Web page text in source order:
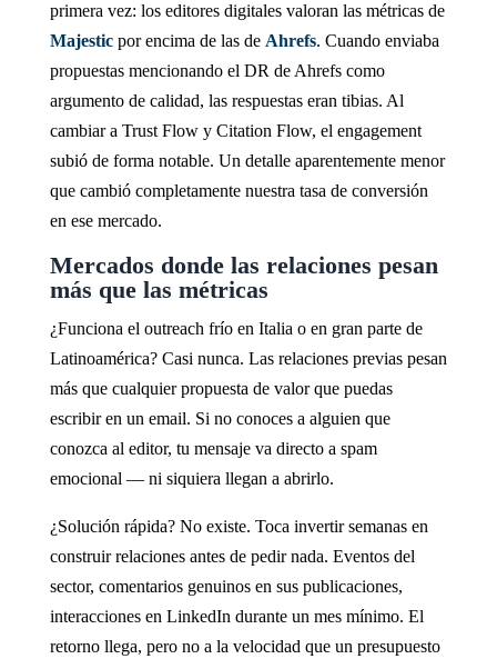
primera vez: los editores digitales valoran las métricas de
Majesticpor encima de las de Ahrefs. Cuando enviaba
propuestas mencionando el DR de Ahrefs como
argumento de calidad, las respuestas eran tibias. Al
cambiar a Trust Flow y Citation Flow, el engagement
subió de forma notable. Un detalle aparentemente menor
que cambió completamente nuestra tasa de conversión
en ese mercado.
Mercados donde las relaciones pesan
más que las métricas
¿Funciona el outreach frío en Italia o en gran parte de
Latinoamérica? Casi nunca. Las relaciones previas pesan
más que cualquier propuesta de valor que puedas
escribir en un email. Si no conoces a alguien que
conozca al editor, tu mensaje va directo a spam
emocional — ni siquiera llegan a abrirlo.
¿Solución rápida? No existe. Toca invertir semanas en
construir relaciones antes de pedir nada. Eventos del
sector, comentarios genuinos en sus publicaciones,
interacciones en LinkedIn durante un mes mínimo. El
retorno llega, pero no a la velocidad que un presupuesto